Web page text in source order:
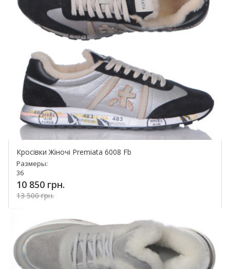
Кросівки Жіночі Premiata 6008 Fb
Размеры:
36
10 850 грн.
13 500 грн.